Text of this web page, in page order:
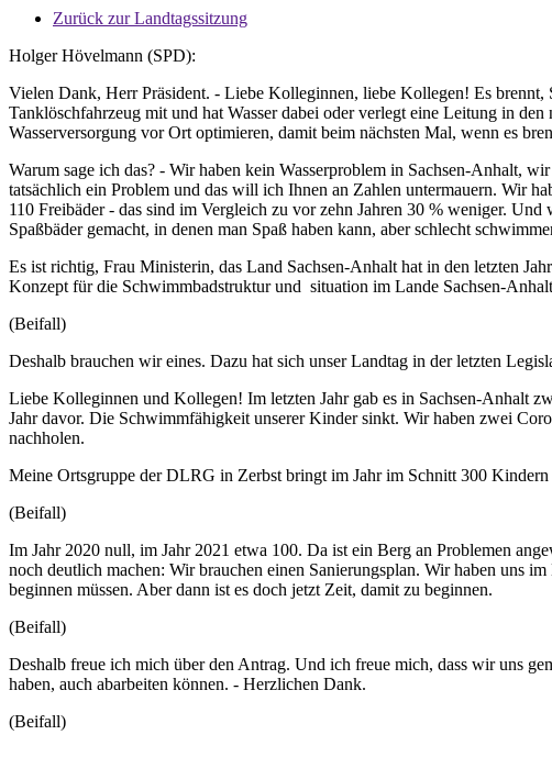
Zurück zur Landtagssitzung
Holger Hövelmann (SPD):
Vielen Dank, Herr Präsident. - Liebe Kolleginnen, liebe Kollegen! Es
Tanklöschfahrzeug mit und hat Wasser dabei oder verlegt eine Leitung in
Wasserversorgung vor Ort optimieren, damit beim nächsten Mal, wenn es
Warum sage ich das? - Wir haben kein Wasserproblem in Sachsen-Anhalt,
tatsächlich ein Problem und das will ich Ihnen an Zahlen untermauern. Wir
110 Freibäder - das sind im Vergleich zu vor zehn Jahren 30 % weniger.
Spaßbäder gemacht, in denen man Spaß haben kann, aber schlecht
Es ist richtig, Frau Ministerin, das Land Sachsen-Anhalt hat in den letzten
Konzept für die Schwimmbadstruktur und situation im Lande Sachsen-
(Beifall)
Deshalb brauchen wir eines. Dazu hat sich unser Landtag in der letzten
Liebe Kolleginnen und Kollegen! Im letzten Jahr gab es in Sachsen-Anhalt
Jahr davor. Die Schwimmfähigkeit unserer Kinder sinkt. Wir haben zwei
nachholen.
Meine Ortsgruppe der DLRG in Zerbst bringt im Jahr im Schnitt 300 Kindern
(Beifall)
Im Jahr 2020 null, im Jahr 2021 etwa 100. Da ist ein Berg an Problemen
noch deutlich machen: Wir brauchen einen Sanierungsplan. Wir haben uns
beginnen müssen. Aber dann ist es doch jetzt Zeit, damit zu beginnen.
(Beifall)
Deshalb freue ich mich über den Antrag. Und ich freue mich, dass wir uns
haben, auch abarbeiten können. - Herzlichen Dank.
(Beifall)